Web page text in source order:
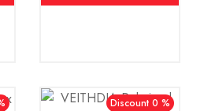
Discount 0 %